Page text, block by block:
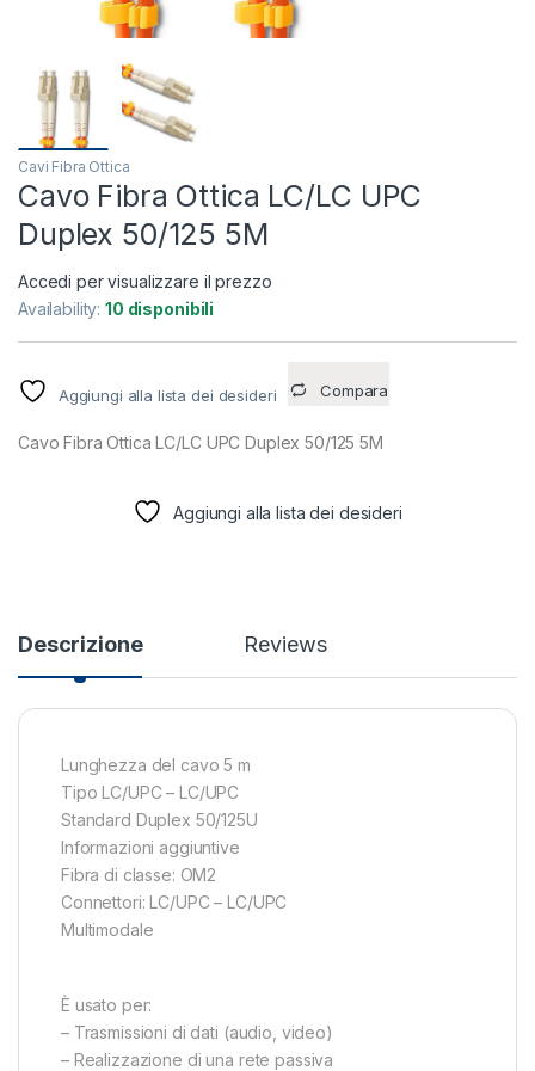
Cavi Fibra Ottica
Cavo Fibra Ottica LC/LC UPC
Duplex 50/125 5M
Accedi per visualizzare il prezzo
Availability:10 disponibili
Aggiungi alla lista dei desideri Compara
Cavo Fibra Ottica LC/LC UPC Duplex 50/125 5M
Aggiungi alla lista dei desideri
Descrizione Reviews
Lunghezza del cavo 5 m
Tipo LC/UPC – LC/UPC
Standard Duplex 50/125U
Informazioni aggiuntive
Fibra di classe: OM2
Connettori: LC/UPC – LC/UPC
Multimodale
È usato per:
– Trasmissioni di dati (audio, video)
– Realizzazione di una rete passiva